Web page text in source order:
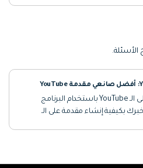
الأسئلة.
من السهل جدًا إنشاء مقدمة على الـ YouTube باستخدام البرنامج
بكيفية إنشاء مقدمة على الـ